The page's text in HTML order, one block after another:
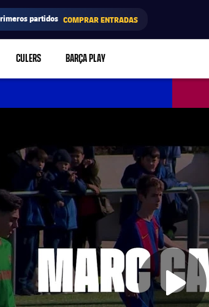
partidos COMPRAR ENTRADAS
CULERS BARÇA PLAY